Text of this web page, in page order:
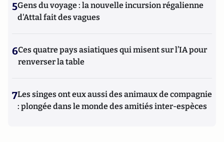
5Gens du voyage : la nouvelle incursion régalienne
d'Attal fait des vagues
6Ces quatre pays asiatiques qui misent sur l’IA pour
renverser la table
7Les singes ont eux aussi des animaux de compagnie
: plongée dans le monde des amitiés inter-espèces